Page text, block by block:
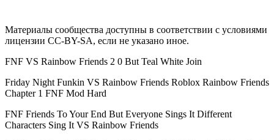
Материалы сообщества доступны в соответствии с условиями
лицензии CC-BY-SA, если не указано иное.
FNF VS Rainbow Friends 2 0 But Teal White Join
Friday Night Funkin VS Rainbow Friends Roblox Rainbow Friends
Chapter 1 FNF Mod Hard
FNF Friends To Your End But Everyone Sings It Different
Characters Sing It VS Rainbow Friends